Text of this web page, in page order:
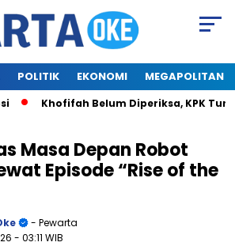
POLITIK EKONOMI MEGAPOLITAN
Khofifah Belum Diperiksa, KPK
Masa Depan Robot
Episode “Rise of the
- Pewarta
- 03:11 WIB